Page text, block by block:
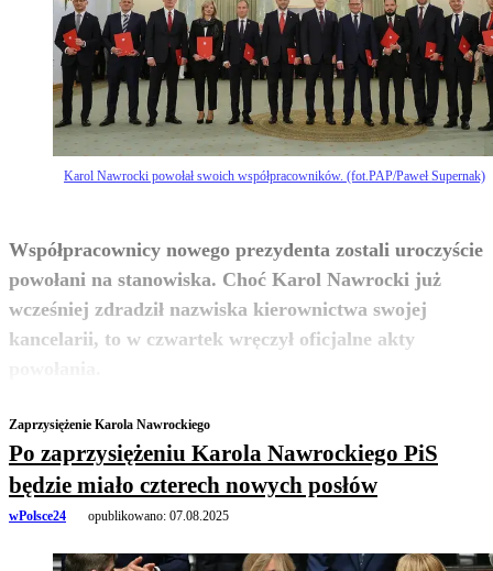
Karol Nawrocki powołał swoich współpracowników. (fot.PAP/Paweł Supernak)
Współpracownicy nowego prezydenta zostali uroczyście
powołani na stanowiska. Choć Karol Nawrocki już
wcześniej zdradził nazwiska kierownictwa swojej
kancelarii, to w czwartek wręczył oficjalne akty
zobacz więcej
Zaprzysiężenie Karola Nawrockiego
Po zaprzysiężeniu Karola Nawrockiego PiS
będzie miało czterech nowych posłów
wPolsce24 opublikowano: 07.08.2025